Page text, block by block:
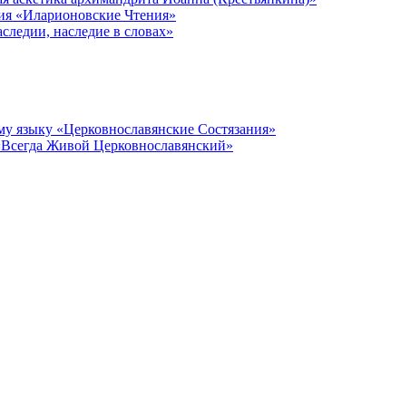
«Иларионовские Чтения»
наследие в словах»
языку «Церковнославянские Состязания»
Живой Церковнославянский»